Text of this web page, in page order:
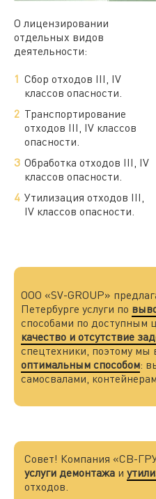
О лицензировании
отдельных видов
деятельности:
Сбор отходов III, IV
классов опасности.
Транспортирование
отходов III, IV классов
опасности.
Обработка отходов III, IV
классов опасности.
Утилизация отходов III,
IV классов опасности.
ООО «SV-GROUP»
Петербурге услуги по
способами по доступным
качество и отсутствие
спецтехники, поэтому
оптимальным способом:
самосвалами,
Совет! Компания «СВ-
услуги демонтажа и
отходов.